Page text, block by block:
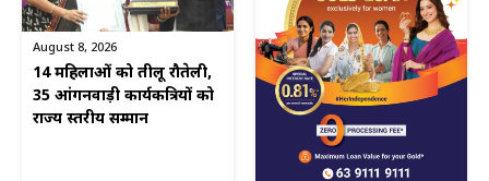
August 8, 2026
14 महिलाओं को तीलू रौतेली,
35 आंगनवाड़ी कार्यकत्रियों को
राज्य स्तरीय सम्मान